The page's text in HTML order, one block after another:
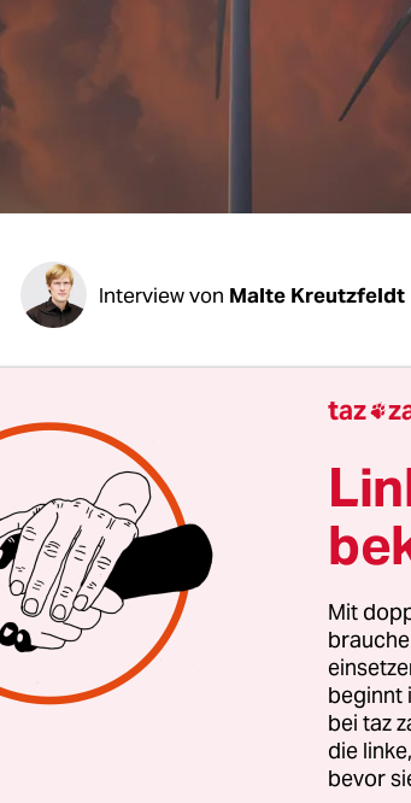
Interview von Malte Kreutzfeldt
taz: Herr Graichen, Ihr
Jahr als Staatssekretär im
Umsetzung der Energiewende
Sie mit seiner Politik?
Patrick Graichen:
Die Leitlinien
wenn man sieht, was im ersten
dabei, worauf wir in den Jahren
zwar keine Beschleunigung der
Weiterfahren entlang der alten
in Brüssel endlich wieder eine
Frage, wie es mit den
taz 
Mit
beginnt
bei taz
die
bevor